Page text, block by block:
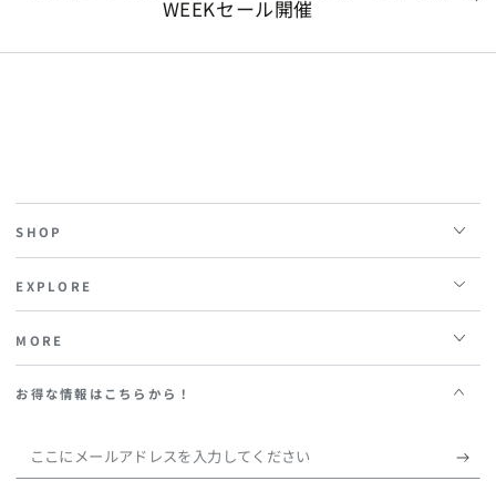
WEEKセール開催
SHOP
EXPLORE
MORE
お得な情報はこちらから！
こ